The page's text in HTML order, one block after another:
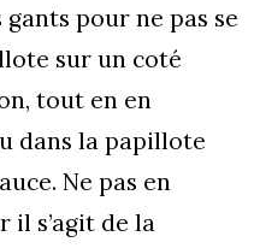
pour ne pas se
sur un coté
tout en en
dans la papillote
Ne pas en
il s’agit de la